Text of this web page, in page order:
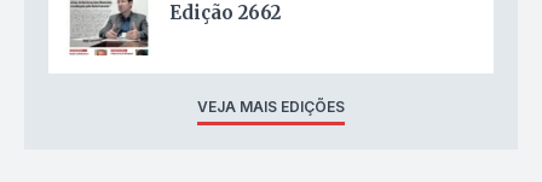
Edição 2662
VEJA MAIS EDIÇÕES